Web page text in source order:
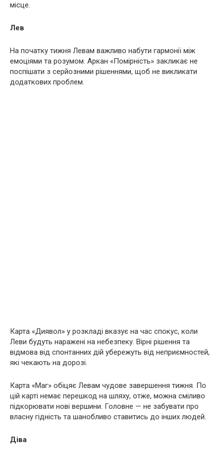
місце.
Лев
На початку тижня Левам важливо набути гармонії між
емоціями та розумом. Аркан «Помірність» закликає не
поспішати з серйозними рішеннями, щоб не викликати
додаткових проблем.
Карта «Диявол» у розкладі вказує на час спокус, коли
Леви будуть наражені на небезпеку. Вірні рішення та
відмова від спонтанних дій убережуть від неприємностей,
які чекають на дорозі.
Карта «Маг» обіцяє Левам чудове завершення тижня. По
цій карті немає перешкод на шляху, отже, можна сміливо
підкорювати нові вершини. Головне — не забувати про
власну гідність та шанобливо ставитись до інших людей.
Діва